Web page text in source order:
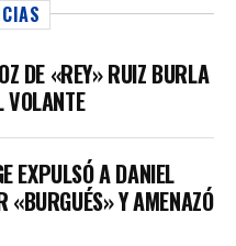
DE «REY» RUIZ BURLA
VOLANTE
EXPULSÓ A DANIEL
«BURGUÉS» Y AMENAZÓ